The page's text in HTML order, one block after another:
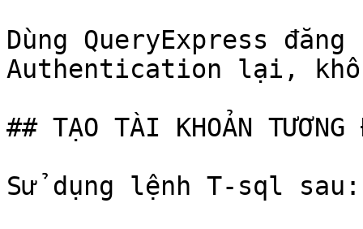
Dùng QueryExpress
Authentication lại,
## TẠO TÀI KHOẢN TƯƠNG
Sử dụng lệnh T-sql sau: